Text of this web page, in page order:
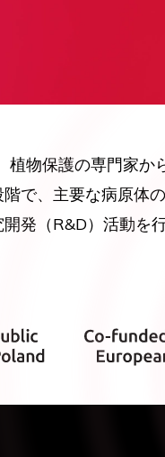
物保護の専門家
で、主要な病原
発（R&D）活動